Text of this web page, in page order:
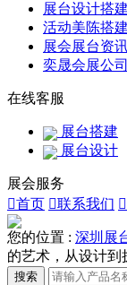
展台设计搭建
活动美陈搭建
展会展台资
奕晟会展公司
在线客服
展台搭建
展台设计
展会服务
首页 联系我们 
您的位置 : 深圳展
的艺术，从设计到
搜索